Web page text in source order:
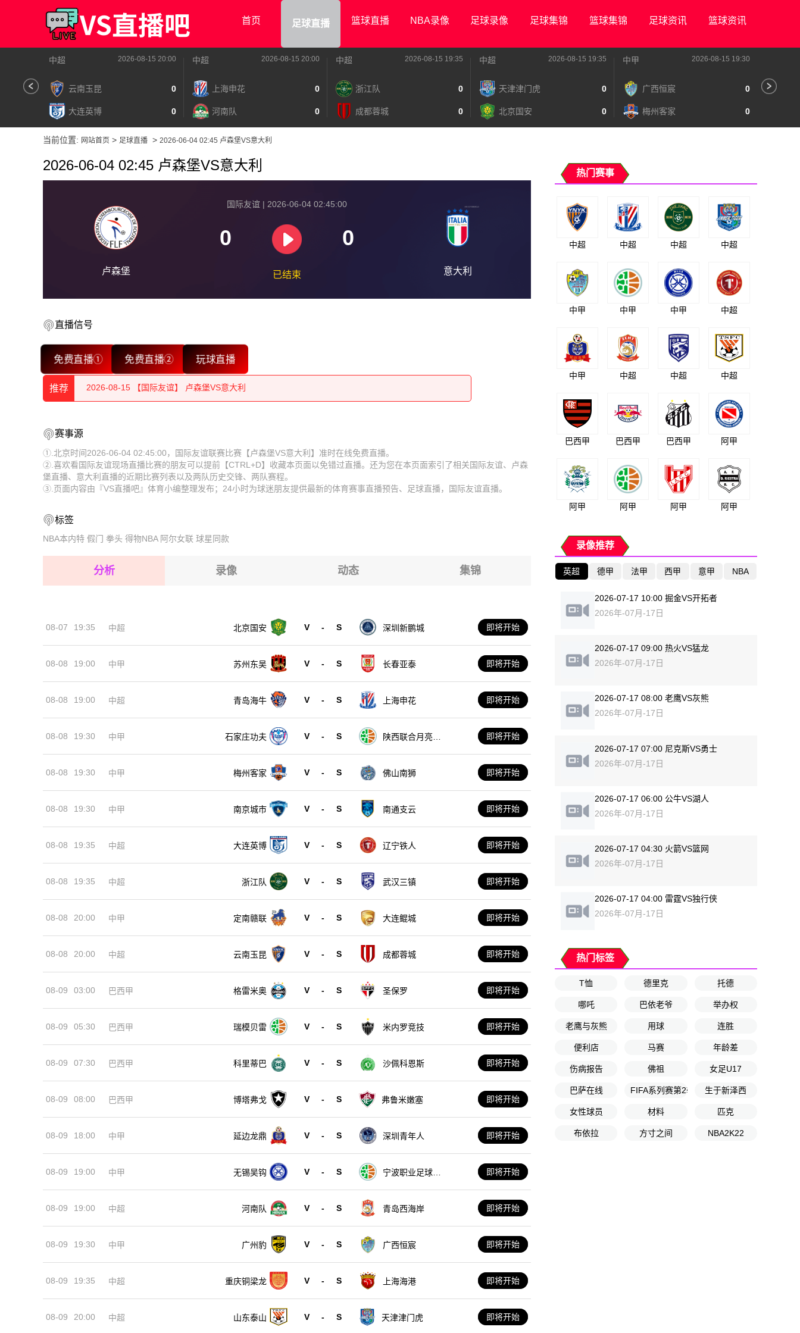
首页 足球直播 篮球直播 NBA录像 足球录像 足球集锦 篮球集锦 足球资讯 篮球资讯
中超 2026-08-15 20:00
云南玉昆 0
大连英博 0
中超 2026-08-15 20:00
上海申花 0
河南队 0
中超 2026-08-15 19:35
浙江队 0
成都蓉城 0
中超 2026-08-15 19:35
天津津门虎 0
北京国安 0
中甲 2026-08-15 19:30
广西恒宸 0
梅州客家 0
当前位置: 网站首页 > 足球直播 > 2026-06-04 02:45 卢森堡VS意大利
2026-06-04 02:45 卢森堡VS意大利
卢森堡
国际友谊 | 2026-06-04 02:45:00
0 0
已结束 意大利
直播信号
免费直播① 免费直播② 玩球直播
推荐
2026-08-15 【国际友谊】 卢森堡VS意大利
2026-08-15 【国际友谊】 卢森堡VS意大利
2026-08-15 【国际友谊】 卢森堡VS意大利
2026-08-15 【国际友谊】 卢森堡VS意大利
2026-08-15 【国际友谊】 卢森堡VS意大利
2026-08-14 【国际友谊】 卢森堡VS意大利
2026-08-15 【国际友谊】 卢森堡VS意大利
2026-08-15 【国际友谊】 卢森堡VS意大利
2026-08-15 【国际友谊】 卢森堡VS意大利
2026-08-15 【国际友谊】 卢森堡VS意大利
2026-08-14 【国际友谊】 卢森堡VS意大利
赛事源
①.北京时间2026-06-04 02:45:00，国际友谊联赛比赛【卢森堡VS意大利】准时在线免费直播。
②.喜欢看国际友谊现场直播比赛的朋友可以提前【CTRL+D】收藏本页面以免错过直播。还为您在本页面索引了相关国际友谊、卢森
堡直播、意大利直播的近期比赛列表以及两队历史交锋、两队赛程。
③.页面内容由『VS直播吧』体育小编整理发布；24小时为球迷朋友提供最新的体育赛事直播预告、足球直播，国际友谊直播。
标签
NBA本内特 假门 拳头 得物NBA 阿尔女联 球星同款
分析 录像 动态 集锦
08-07 19:35 中超 北京国安 V - S 深圳新鹏城 即将开始
08-08 19:00 中甲 苏州东吴 V - S 长春亚泰 即将开始
08-08 19:00 中超 青岛海牛 V - S 上海申花 即将开始
08-08 19:30 中甲 石家庄功夫 V - S
陕西联合月亮泊
即将开始
08-08 19:30 中甲 梅州客家 V - S 佛山南狮 即将开始
08-08 19:30 中甲 南京城市 V - S 南通支云 即将开始
08-08 19:35 中超 大连英博 V - S 辽宁铁人 即将开始
08-08 19:35 中超 浙江队 V - S 武汉三镇 即将开始
08-08 20:00 中甲 定南赣联 V - S 大连鲲城 即将开始
08-08 20:00 中超 云南玉昆 V - S 成都蓉城 即将开始
08-09 03:00 巴西甲 格雷米奥 V - S 圣保罗 即将开始
08-09 05:30 巴西甲 瑞模贝雷 V - S 米内罗竞技 即将开始
08-09 07:30 巴西甲 科里蒂巴 V - S 沙佩科恩斯 即将开始
08-09 08:00 巴西甲 博塔弗戈 V - S 弗鲁米嫩塞 即将开始
08-09 18:00 中甲 延边龙鼎 V - S 深圳青年人 即将开始
08-09 19:00 中甲 无锡吴钩 V - S
宁波职业足球俱
即将开始
08-09 19:00 中超 河南队 V - S 青岛西海岸 即将开始
08-09 19:30 中甲 广州豹 V - S 广西恒宸 即将开始
08-09 19:35 中超 重庆铜梁龙 V - S 上海海港 即将开始
08-09 20:00 中超 山东泰山 V - S 天津津门虎 即将开始
热门赛事
中超 中超 中超 中超
中甲 中甲 中甲 中超
中甲 中超 中超 中超
巴西甲 巴西甲 巴西甲 阿甲
阿甲 阿甲 阿甲 阿甲
录像推荐
英超 德甲 法甲 西甲 意甲 NBA
2026-07-17 10:00 掘金VS开拓者
2026年-07月-17日
2026-07-17 09:00 热火VS猛龙
2026年-07月-17日
2026-07-17 08:00 老鹰VS灰熊
2026年-07月-17日
2026-07-17 07:00 尼克斯VS勇士
2026年-07月-17日
2026-07-17 06:00 公牛VS湖人
2026年-07月-17日
2026-07-17 04:30 火箭VS篮网
2026年-07月-17日
2026-07-17 04:00 雷霆VS独行侠
2026年-07月-17日
热门标签
T恤 德里克 托德
哪吒 巴依老爷 举办权
老鹰与灰熊 用球 连胜
便利店 马赛 年龄差
伤病报告 佛祖 女足U17
巴萨在线 FIFA系列赛第2轮 生于新泽西
女性球员 材料 匹克
布依拉 方寸之间 NBA2K22